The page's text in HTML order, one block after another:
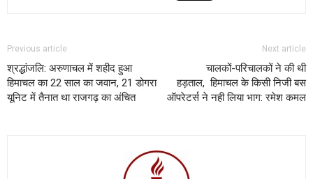
Previous article
श्रद्धांजलि: अरुणाचल में शहीद हुआ
हिमाचल का 22 साल का जवान, 21 डोगरा
यूनिट में तैनात था राजगढ़ का अंचित
Next article
चालकों-परिचालकों ने की थी
हड़ताल, हिमाचल के किसी निजी बस
ऑपरेटर्स ने नही लिया भाग: रमेश कमल